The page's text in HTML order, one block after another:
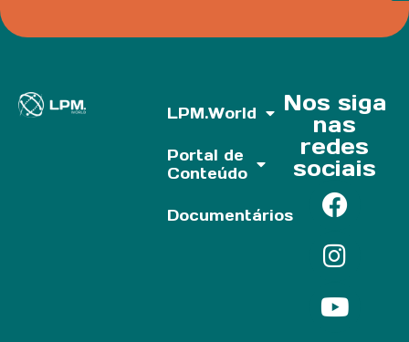
LPM.World
Portal de
Conteúdo
Documentários
Nos siga
nas
redes
sociais